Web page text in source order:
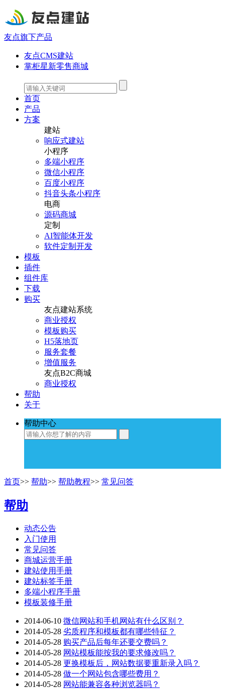
友点旗下产品
友点CMS建站
掌柜星新零售商城
首页
产品
方案
建站
响应式建站
小程序
多端小程序
微信小程序
百度小程序
抖音头条小程序
电商
源码商城
定制
AI智能体开发
软件定制开发
模板
插件
组件库
下载
购买
友点建站系统
商业授权
模板购买
H5落地页
服务套餐
增值服务
友点B2C商城
商业授权
帮助
关于
帮助中心
首页>> 帮助>> 帮助教程>> 常见问答
帮助
动态公告
入门使用
常见问答
商城运营手册
建站使用手册
建站标签手册
多端小程序手册
模板装修手册
2014-06-10 微信网站和手机网站有什么区别？
2014-05-28 劣质程序和模板都有哪些特征？
2014-05-28 购买产品后每年还要交费吗？
2014-05-28 网站模板能按我的要求修改吗？
2014-05-28 更换模板后，网站数据要重新录入吗？
2014-05-28 做一个网站包含哪些费用？
2014-05-28 网站能兼容各种浏览器吗？